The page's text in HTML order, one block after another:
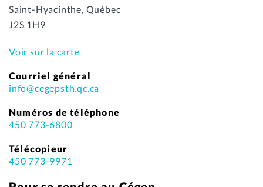
Saint-Hyacinthe, Québec
J2S 1H9
Voir sur la carte
Courriel général
info@cegepsth.qc.ca
Numéros de téléphone
450 773-6800
Télécopieur
450 773-9971